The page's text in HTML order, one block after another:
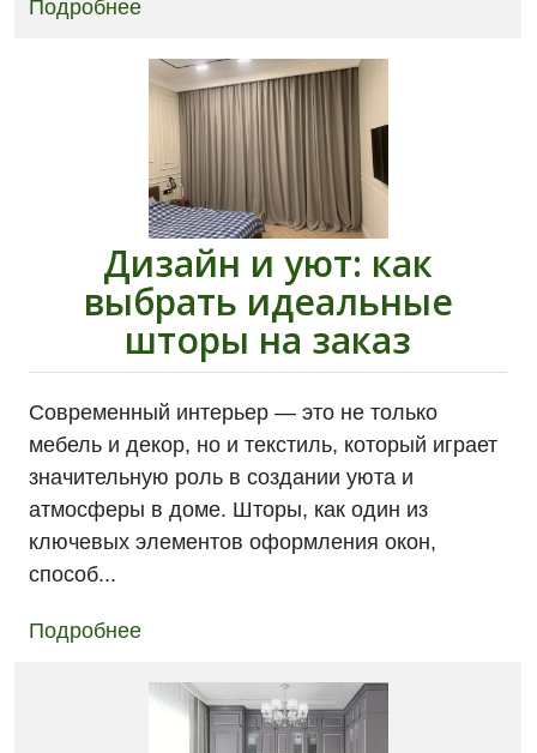
Подробнее
Дизайн и уют: как
выбрать идеальные
шторы на заказ
Современный интерьер — это не только
мебель и декор, но и текстиль, который играет
значительную роль в создании уюта и
атмосферы в доме. Шторы, как один из
ключевых элементов оформления окон,
способ...
Подробнее